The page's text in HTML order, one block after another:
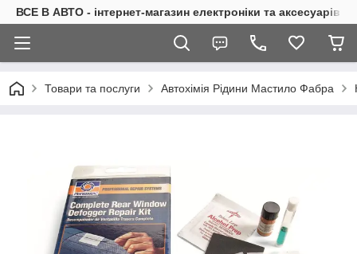
ВСЕ В АВТО - інтернет-магазин електроніки та аксесуарів в
Товари та послуги Автохімія Рідини Мастило Фабра